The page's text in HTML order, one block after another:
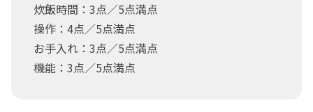
炊飯時間：3点／5点満点
操作：4点／5点満点
お手入れ：3点／5点満点
機能：3点／5点満点